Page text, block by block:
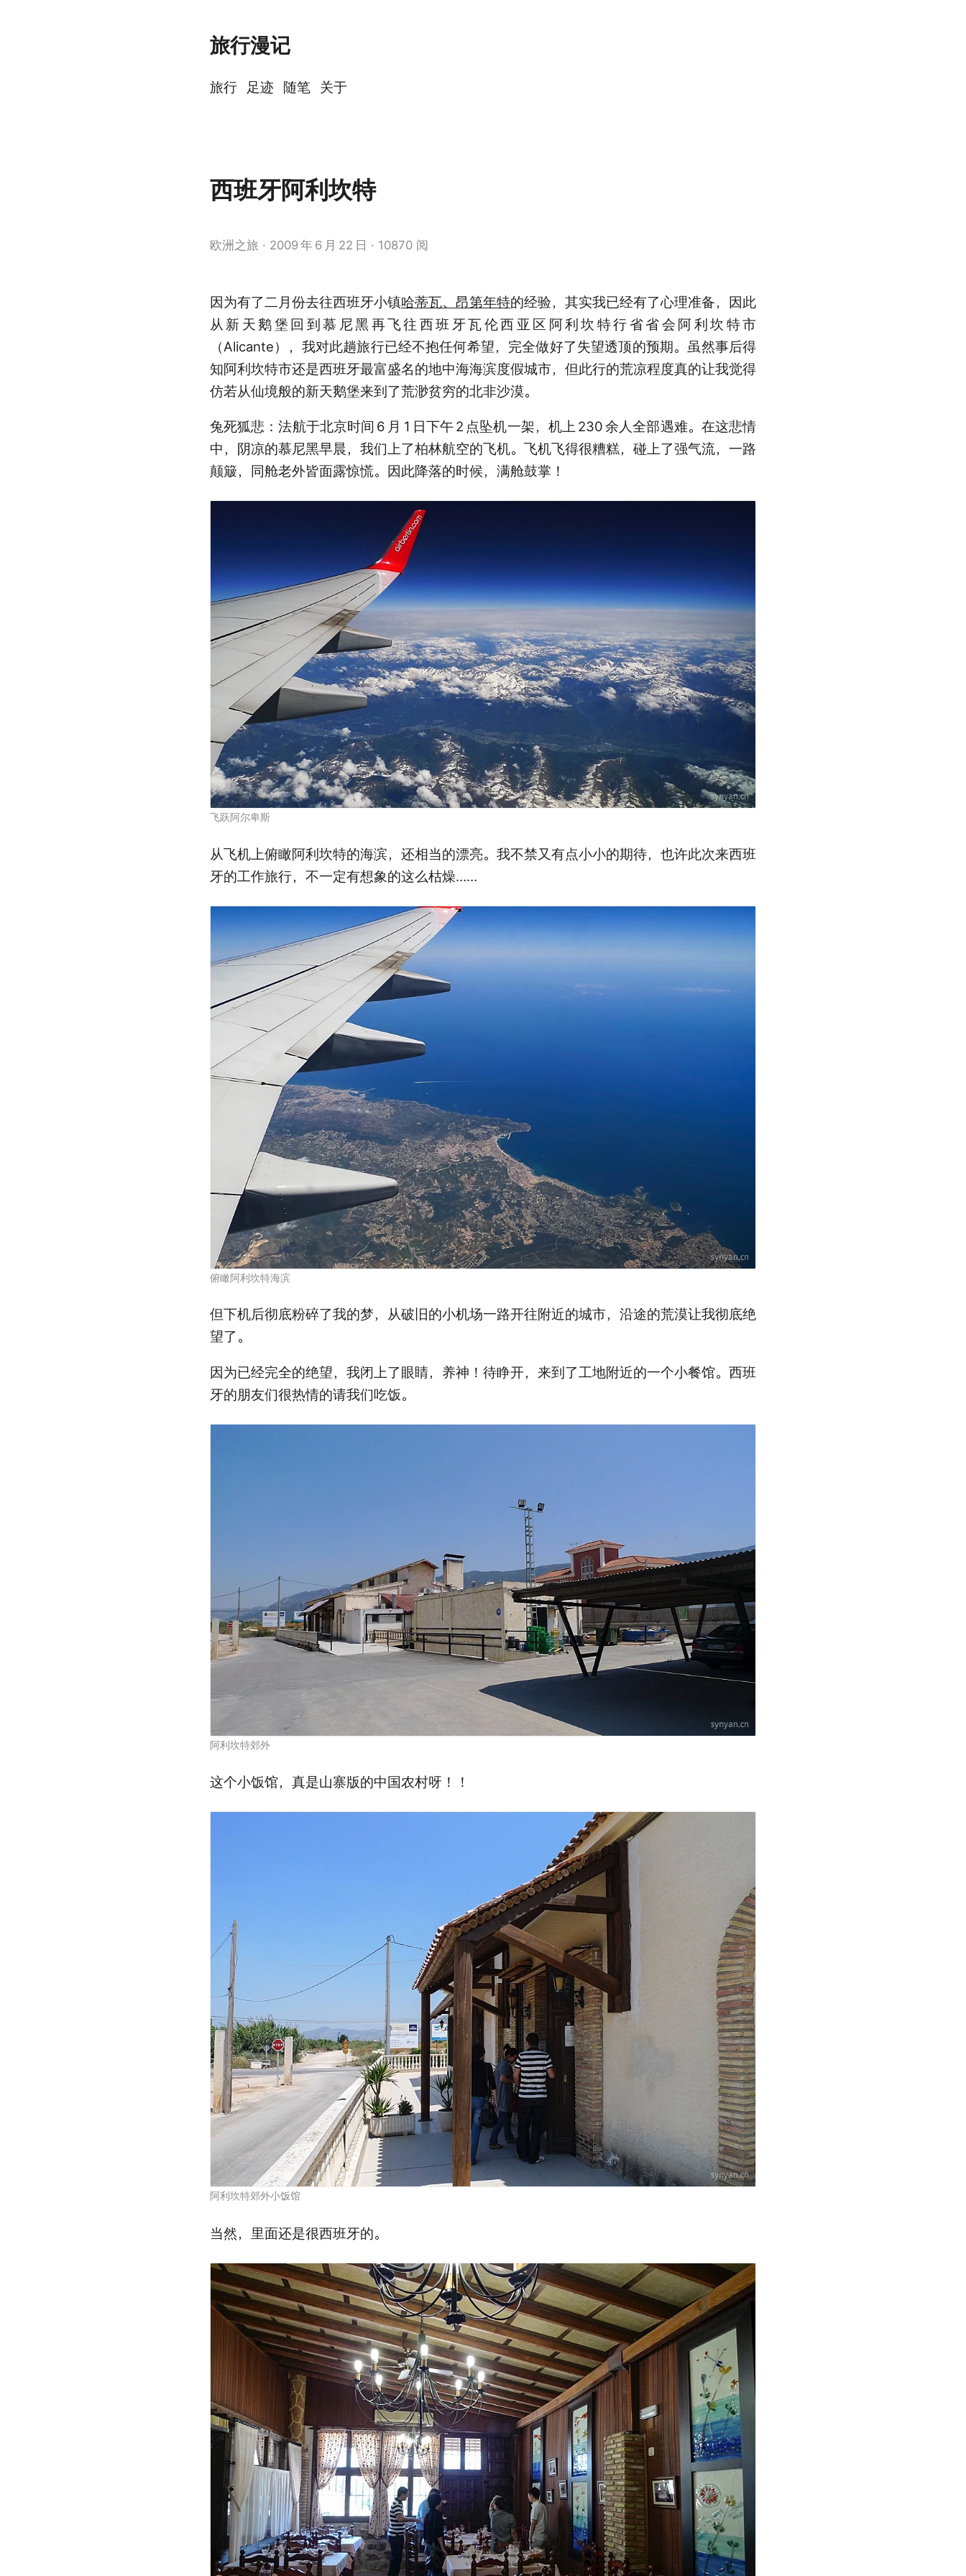
旅行漫记
旅行 足迹 随笔 关于
西班牙阿利坎特
欧洲之旅 2009年 6 月 22 日 10870 阅
因为有了二月份去往西班牙小镇哈蒂瓦、昂第年特的经验，其实我已经有了心理准备，因此
从新天鹅堡回到慕尼黑再飞往西班牙瓦伦西亚区阿利坎特行省省会阿利坎特市
（Alicante），我对此趟旅行已经不抱任何希望，完全做好了失望透顶的预期。虽然事后得
知阿利坎特市还是西班牙最富盛名的地中海海滨度假城市，但此行的荒凉程度真的让我觉得
仿若从仙境般的新天鹅堡来到了荒渺贫穷的北非沙漠。
兔死狐悲：法航于北京时间 6 月 1 日下午2 点坠机一架，机上 230余人全部遇难。在这悲情
中，阴凉的慕尼黑早晨，我们上了柏林航空的飞机。飞机飞得很糟糕，碰上了强气流，一路
颠簸，同舱老外皆面露惊慌。因此降落的时候，满舱鼓掌！
飞跃阿尔卑斯
从飞机上俯瞰阿利坎特的海滨，还相当的漂亮。我不禁又有点小小的期待，也许此次来西班
牙的工作旅行，不一定有想象的这么枯燥……
俯瞰阿利坎特海滨
但下机后彻底粉碎了我的梦，从破旧的小机场一路开往附近的城市，沿途的荒漠让我彻底绝
望了。
因为已经完全的绝望，我闭上了眼睛，养神！待睁开，来到了工地附近的一个小餐馆。西班
牙的朋友们很热情的请我们吃饭。
阿利坎特郊外
这个小饭馆，真是山寨版的中国农村呀！！
阿利坎特郊外小饭馆
当然，里面还是很西班牙的。